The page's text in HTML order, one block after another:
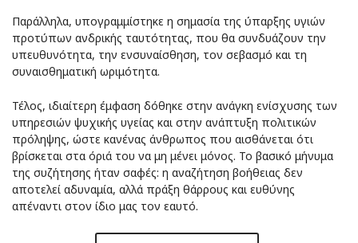
Παράλληλα, υπογραμμίστηκε η σημασία της ύπαρξης υγιών
προτύπων ανδρικής ταυτότητας, που θα συνδυάζουν την
υπευθυνότητα, την ενσυναίσθηση, τον σεβασμό και τη
συναισθηματική ωριμότητα.
Τέλος, ιδιαίτερη έμφαση δόθηκε στην ανάγκη ενίσχυσης των
υπηρεσιών ψυχικής υγείας και στην ανάπτυξη πολιτικών
πρόληψης, ώστε κανένας άνθρωπος που αισθάνεται ότι
βρίσκεται στα όριά του να μη μένει μόνος. Το βασικό μήνυμα
της συζήτησης ήταν σαφές: η αναζήτηση βοήθειας δεν
αποτελεί αδυναμία, αλλά πράξη θάρρους και ευθύνης
απέναντι στον ίδιο μας τον εαυτό.